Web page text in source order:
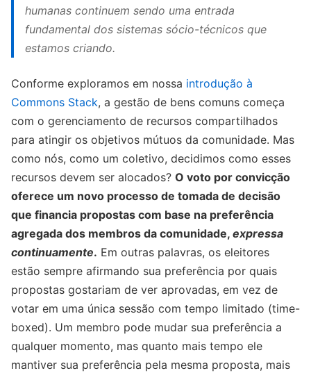
humanas continuem sendo uma entrada
fundamental dos sistemas sócio-técnicos que
estamos criando.
Conforme exploramos em nossa introdução à
Commons Stack, a gestão de bens comuns começa
com o gerenciamento de recursos compartilhados
para atingir os objetivos mútuos da comunidade. Mas
como nós, como um coletivo, decidimos como esses
recursos devem ser alocados? O voto por convicção
oferece um novo processo de tomada de decisão
que financia propostas com base na preferência
agregada dos membros da comunidade, expressa
continuamente. Em outras palavras, os eleitores
estão sempre afirmando sua preferência por quais
propostas gostariam de ver aprovadas, em vez de
votar em uma única sessão com tempo limitado (time-
boxed). Um membro pode mudar sua preferência a
qualquer momento, mas quanto mais tempo ele
mantiver sua preferência pela mesma proposta, mais